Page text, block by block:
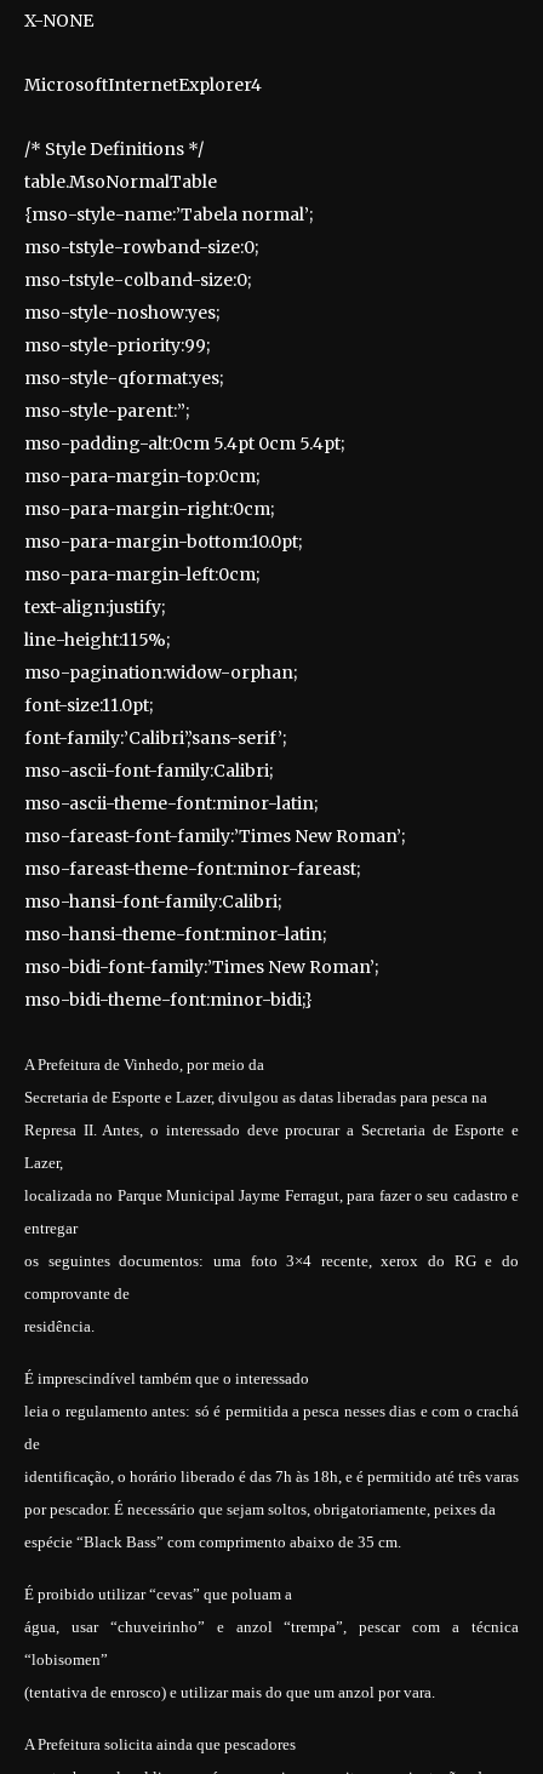
X-NONE
MicrosoftInternetExplorer4
/* Style Definitions */
table.MsoNormalTable
{mso-style-name:’Tabela normal’;
mso-tstyle-rowband-size:0;
mso-tstyle-colband-size:0;
mso-style-noshow:yes;
mso-style-priority:99;
mso-style-qformat:yes;
mso-style-parent:”;
mso-padding-alt:0cm 5.4pt 0cm 5.4pt;
mso-para-margin-top:0cm;
mso-para-margin-right:0cm;
mso-para-margin-bottom:10.0pt;
mso-para-margin-left:0cm;
text-align:justify;
line-height:115%;
mso-pagination:widow-orphan;
font-size:11.0pt;
font-family:’Calibri’,’sans-serif’;
mso-ascii-font-family:Calibri;
mso-ascii-theme-font:minor-latin;
mso-fareast-font-family:’Times New Roman’;
mso-fareast-theme-font:minor-fareast;
mso-hansi-font-family:Calibri;
mso-hansi-theme-font:minor-latin;
mso-bidi-font-family:’Times New Roman’;
mso-bidi-theme-font:minor-bidi;}
A Prefeitura de Vinhedo, por meio da
Secretaria de Esporte e Lazer, divulgou as datas liberadas para pesca na
Represa II. Antes, o interessado deve procurar a Secretaria de Esporte e
Lazer,
localizada no Parque Municipal Jayme Ferragut, para fazer o seu cadastro e
entregar
os seguintes documentos: uma foto 3×4 recente, xerox do RG e do
comprovante de
residência.
É imprescindível também que o interessado
leia o regulamento antes: só é permitida a pesca nesses dias e com o crachá
de
identificação, o horário liberado é das 7h às 18h, e é permitido até três varas
por pescador. É necessário que sejam soltos, obrigatoriamente, peixes da
espécie “Black Bass” com comprimento abaixo de 35 cm.
É proibido utilizar “cevas” que poluam a
água, usar “chuveirinho” e anzol “trempa”, pescar com a técnica
“lobisomen”
(tentativa de enrosco) e utilizar mais do que um anzol por vara.
A Prefeitura solicita ainda que pescadores